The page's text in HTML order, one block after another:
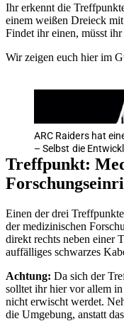
Ihr erkennt die
einem weißen Dreieck
Findet ihr einen, müsst
Wir zeigen euch hier im
ARC Raiders hat
– Selbst die
Treffpunkt:
Einen der drei
der medizinischen
direkt rechts neben einer
auffälliges schwarzes
Achtung: Da sich der
solltet ihr hier vor allem
nicht erwischt werdet.
die Umgebung, anstatt